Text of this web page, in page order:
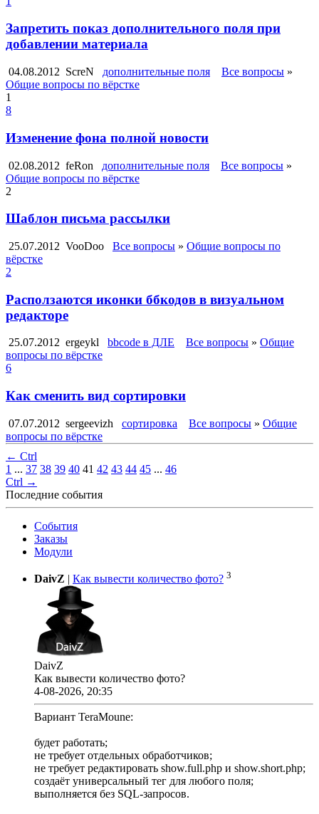
Запретить показ дополнительного поля при
добавлении материала
04.08.2012 ScreN дополнительные поля Все вопросы »
Общие вопросы по вёрстке
1
8
Изменение фона полной новости
02.08.2012 feRon дополнительные поля Все вопросы »
Общие вопросы по вёрстке
2
Шаблон письма рассылки
25.07.2012 VooDoo Все вопросы » Общие вопросы по
вёрстке
2
Расползаются иконки ббкодов в визуальном
редакторе
25.07.2012 ergeykl bbcode в ДЛЕ Все вопросы » Общие
вопросы по вёрстке
6
Как сменить вид сортировки
07.07.2012 sergeevizh сортировка Все вопросы » Общие
вопросы по вёрстке
← Ctrl
1 ... 37 38 39 40 41 42 43 44 45 ... 46
Ctrl →
Последние события
События
Заказы
Модули
DaivZ | Как вывести количество фото? 3
DaivZ
Как вывести количество фото?
4-08-2026, 20:35
Вариант TeraMoune:
будет работать;
не требует отдельных обработчиков;
не требует редактировать show.full.php и show.short.php;
создаёт универсальный тег для любого поля;
выполняется без SQL-запросов.